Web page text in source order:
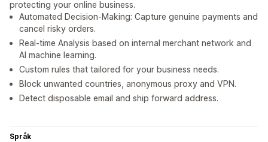
protecting your online business.
Automated Decision-Making: Capture genuine payments and
cancel risky orders.
Real-time Analysis based on internal merchant network and
AI machine learning.
Custom rules that tailored for your business needs.
Block unwanted countries, anonymous proxy and VPN.
Detect disposable email and ship forward address.
Språk